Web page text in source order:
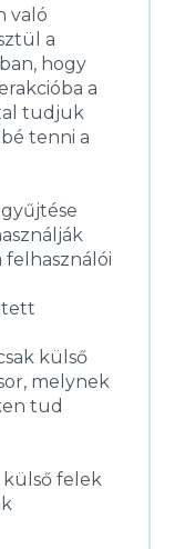
való
a
hogy
a
tudjuk
tenni a
külső
melynek
tud
külső felek